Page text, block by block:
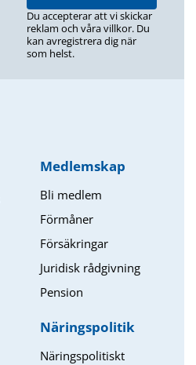
Du accepterar att vi skickar
reklam och våra villkor. Du
kan avregistrera dig när
som helst.
Medlemskap
Bli medlem
Förmåner
Försäkringar
Juridisk rådgivning
Pension
Näringspolitik
Näringspolitiskt